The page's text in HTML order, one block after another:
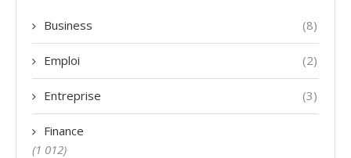
Business (8)
Emploi (2)
Entreprise (3)
Finance
(1 012)